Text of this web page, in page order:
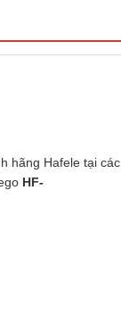
hãng Hafele tại các
HF-